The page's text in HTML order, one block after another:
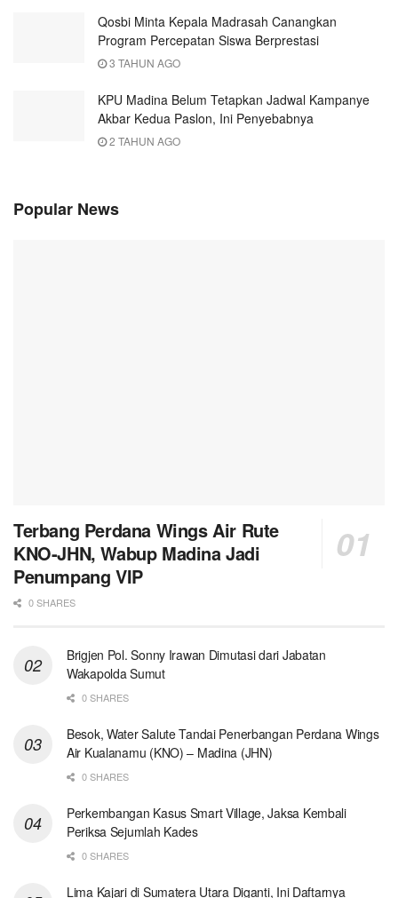
Qosbi Minta Kepala Madrasah Canangkan
Program Percepatan Siswa Berprestasi
3 TAHUN AGO
KPU Madina Belum Tetapkan Jadwal Kampanye
Akbar Kedua Paslon, Ini Penyebabnya
2 TAHUN AGO
Popular News
Terbang Perdana Wings Air Rute
KNO-JHN, Wabup Madina Jadi
Penumpang VIP
0 SHARES
Brigjen Pol. Sonny Irawan Dimutasi dari Jabatan
Wakapolda Sumut
0 SHARES
Besok, Water Salute Tandai Penerbangan Perdana Wings
Air Kualanamu (KNO) – Madina (JHN)
0 SHARES
Perkembangan Kasus Smart Village, Jaksa Kembali
Periksa Sejumlah Kades
0 SHARES
Lima Kajari di Sumatera Utara Diganti, Ini Daftarnya